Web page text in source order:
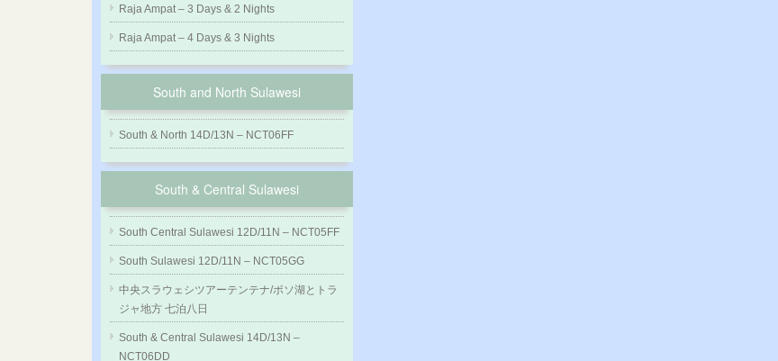
Raja Ampat – 3 Days & 2 Nights
Raja Ampat – 4 Days & 3 Nights
South and North Sulawesi
South & North 14D/13N – NCT06FF
South & Central Sulawesi
South Central Sulawesi 12D/11N – NCT05FF
South Sulawesi 12D/11N – NCT05GG
中央スラウェシツアーテンテナ/ポソ湖とトラ
ジャ地方 七泊八日
South & Central Sulawesi 14D/13N –
NCT06DD